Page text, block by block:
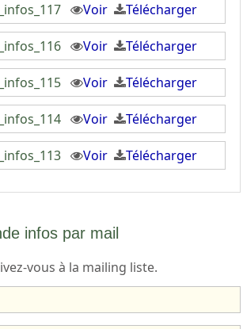
Voir Télécharger
Voir Télécharger
Voir Télécharger
Voir Télécharger
Voir Télécharger
infos par mail
vous à la mailing liste.